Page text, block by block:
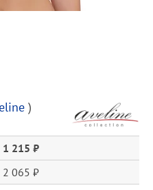
)
1 215 ₽
2 065 ₽